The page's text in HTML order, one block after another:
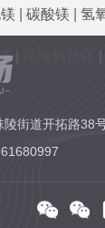
碳酸镁 氢
|
陵街道开拓路38